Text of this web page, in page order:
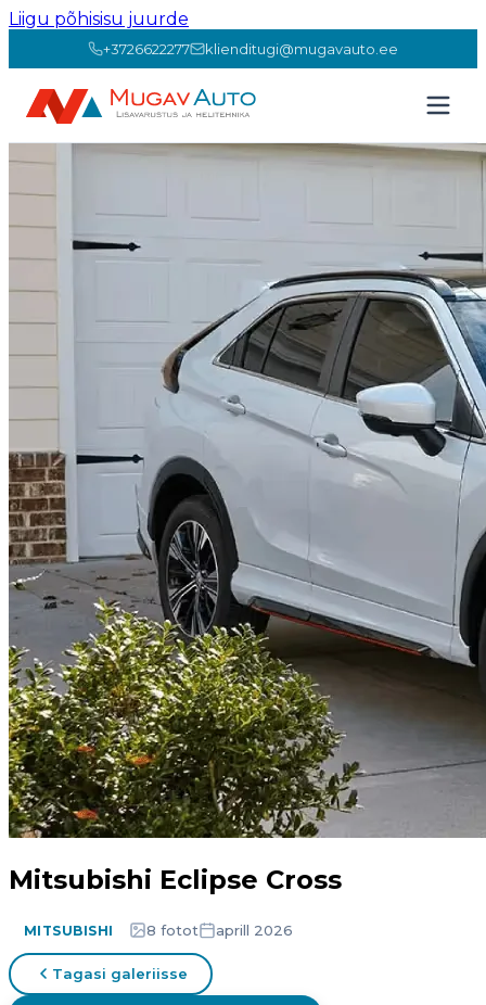
Liigu põhisisu juurde
+3726622277 klienditugi@mugavauto.ee
Mitsubishi Eclipse Cross
MITSUBISHI 8 fotot aprill 2026
Tagasi galeriisse